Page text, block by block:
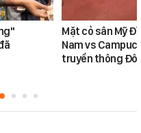
Mặt cỏ sân Mỹ
Nam vs
truyền thông